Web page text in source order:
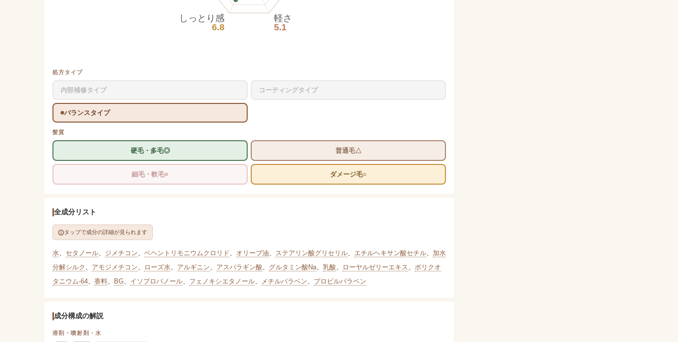
軽さ
5.1
しっとり感
6.8
処方タイプ
内部補修タイプ コーティングタイプ
バランスタイプ
髪質
硬毛・多毛◎ 普通毛△
細毛・軟毛× ダメージ毛○
全成分リスト
タップで成分の詳細が見られます
水、 セタノール、 ジメチコン、 ベヘントリモニウムクロリド、 オリーブ油、 ステアリン酸グリセリル、 エチルヘキサン酸セチル、 加水
分解シルク 、 アモジメチコン、 ローズ水、 アルギニン、 アスパラギン酸、 グルタミン酸Na、 乳酸、 ローヤルゼリーエキス、 ポリクオ
タニウム-64、 香料、 BG、 イソプロパノール、 フェノキシエタノール、 メチルパラベン、 プロピルパラベン
成分構成の解説
溶剤・噴射剤・水